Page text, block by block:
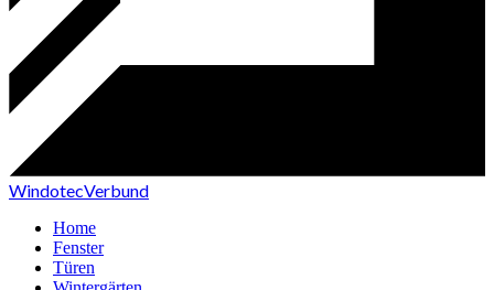
WindotecVerbund
Home
Fenster
Türen